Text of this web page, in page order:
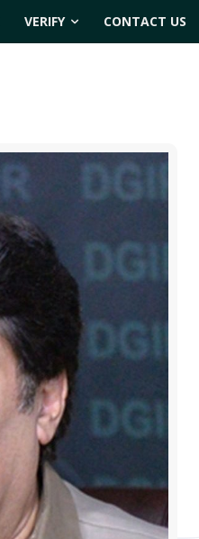
VERIFY CONTACT US